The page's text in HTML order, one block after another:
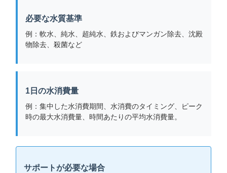
必要な水質基準
例：軟水、純水、超純水、鉄およびマンガン除去、沈殿
物除去、殺菌など
1日の水消費量
例：集中した水消費期間、水消費のタイミング、ピーク
時の最大水消費量、時間あたりの平均水消費量。
サポートが必要な場合